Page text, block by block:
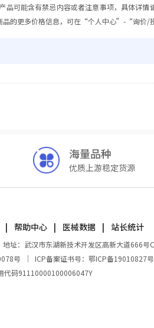
品可能含有禁忌内容或者注意事项，具体详
的更多价格信息，可在“个人中心”-“询价/
海量品种
优质上游稳定货源
帮助中心 医械数据 站长统计
址：武汉市东湖新技术开发区高新大道666
号
｜ ICP备案证书号：鄂ICP备19010827
代码91110000100006047Y